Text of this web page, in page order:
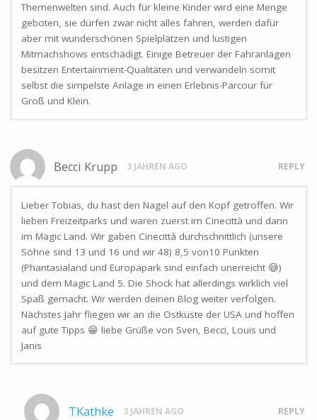
Themenwelten sind. Auch für kleine Kinder wird eine Menge
geboten, sie dürfen zwar nicht alles fahren, werden dafür
aber mit wunderschönen Spielplätzen und lustigen
Mitmachshows entschädigt. Einige Betreuer der Fahranlagen
besitzen Entertainment-Qualitäten und verwandeln somit
selbst die simpelste Anlage in einen Erlebnis-Parcour für
Groß und Klein.
Becci Krupp 3 JAHREN AGO REPLY
Lieber Tobias, du hast den Nagel auf den Kopf getroffen. Wir
lieben Freizeitparks und waren zuerst im Cinecittà und dann
im Magic Land. Wir gaben Cinecittà durchschnittlich (unsere
Söhne sind 13 und 16 und wir 48) 8,5 von10 Punkten
(Phantasialand und Europapark sind einfach unerreicht 😅)
und dem Magic Land 5. Die Shock hat allerdings wirklich viel
Spaß gemacht. Wir werden deinen Blog weiter verfolgen.
Nächstes Jahr fliegen wir an die Ostküste der USA und hoffen
auf gute Tipps 😁 liebe Grüße von Sven, Becci, Louis und
Janis
TKathke 3 JAHREN AGO REPLY